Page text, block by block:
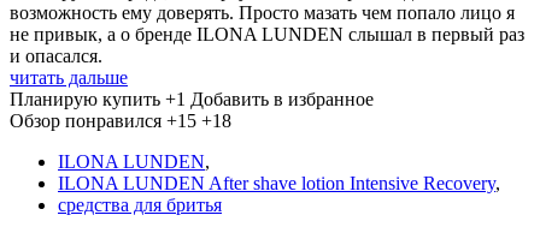
возможность ему доверять. Просто мазать чем попало лицо я
не привык, а о бренде ILONA LUNDEN слышал в первый раз
и опасался.
читать дальше
Планирую купить +1 Добавить в избранное
Обзор понравился +15 +18
ILONA LUNDEN,
ILONA LUNDEN After shave lotion Intensive Recovery,
средства для бритья